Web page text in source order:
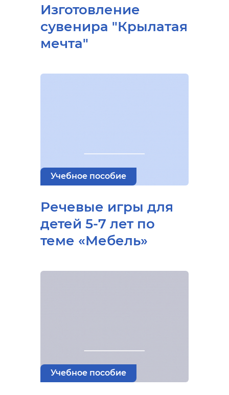
Изготовление
сувенира "Крылатая
мечта"
Учебное пособие
Речевые игры для
детей 5-7 лет по
теме «Мебель»
Учебное пособие